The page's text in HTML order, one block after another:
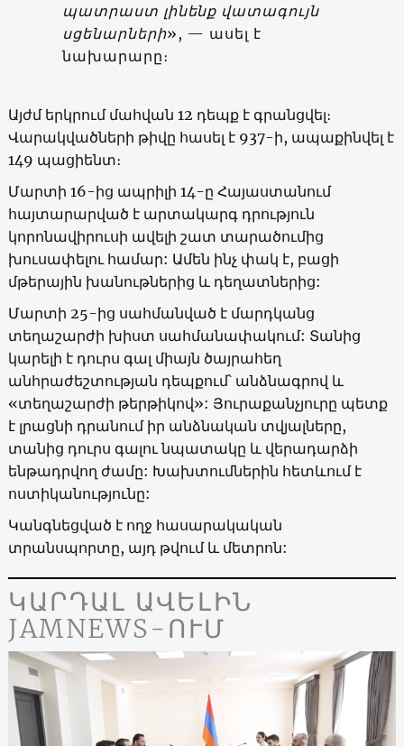
պատրաստ լինենք վատագույն
սցենարների», — ասել է
նախարարը։
Այժմ երկրում մահվան 12 դեպք է գրանցվել։
Վարակվածների թիվը հասել է 937-ի, ապաքինվել է
149 պացիենտ։
Մարտի 16-ից ապրիլի 14-ը Հայաստանում
հայտարարված է արտակարգ դրություն
կորոնավիրուսի ավելի շատ տարածումից
խուսափելու համար: Ամեն ինչ փակ է, բացի
մթերային խանութներից և դեղատներից:
Մարտի 25-ից սահմանված է մարդկանց
տեղաշարժի խիստ սահմանափակում: Տանից
կարելի է դուրս գալ միայն ծայրահեղ
անհրաժեշտության դեպքում՝ անձնագրով և
«տեղաշարժի թերթիկով»: Յուրաքանչյուրը պետք
է լրացնի դրանում իր անձնական տվյալները,
տանից դուրս գալու նպատակը և վերադարձի
ենթադրվող ժամը: Խախտումներին հետևում է
ոստիկանությունը:
Կանգնեցված է ողջ հասարակական
տրանսպորտը, այդ թվում և մետրոն:
ԿԱՐԴԱԼ ԱՎԵԼԻՆ
JAMNEWS-ՈՒՄ